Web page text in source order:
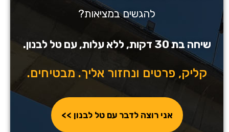
להגשים במציאות?
שיחה בת 30 דקות, ללא עלות, עם טל לבנון.
קליק, פרטים ונחזור אליך. מבטיחים.
אני רוצה לדבר עם טל לבנון >>